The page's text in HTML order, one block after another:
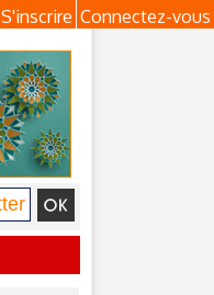
Connectez-vous
S'inscrire